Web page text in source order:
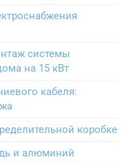
системы
на 15 кВт
кабеля:
коробке
и алюминий